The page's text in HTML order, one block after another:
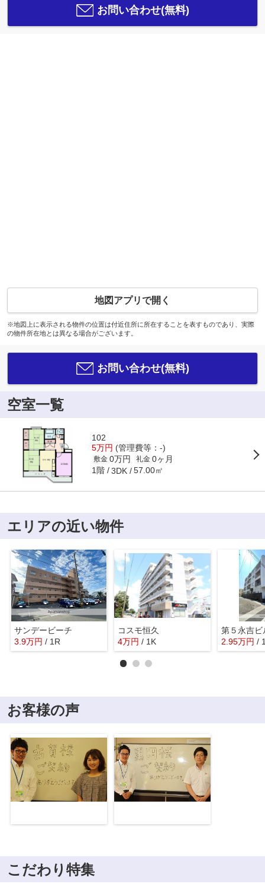
お問い合わせ(無料)
地図アプリで開く
※地図上に表示される物件の位置は付近住所に所在することを表すものであり、実際
の物件所在地とは異なる場合がございます。
お問い合わせ(無料)
空室一覧
102
5万円 (管理費等：-)
敷金 0万円 礼金 0ヶ月
1階 3DK 57.00㎡
エリアの近い物件
サンデービーチ
3.9万円 / 1R
コスモ恒久
4万円 / 1K 2.95万円 /
お客様の声
こだわり特集